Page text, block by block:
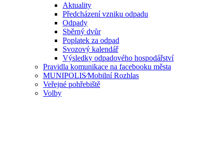
Aktuality
Předcházení vzniku odpadu
Odpady
Sběrný dvůr
Poplatek za odpad
Svozový kalendář
Výsledky odpadového hospodářství
Pravidla komunikace na facebooku města
MUNIPOLIS⁄Mobilní Rozhlas
Veřejné pohřebiště
Volby